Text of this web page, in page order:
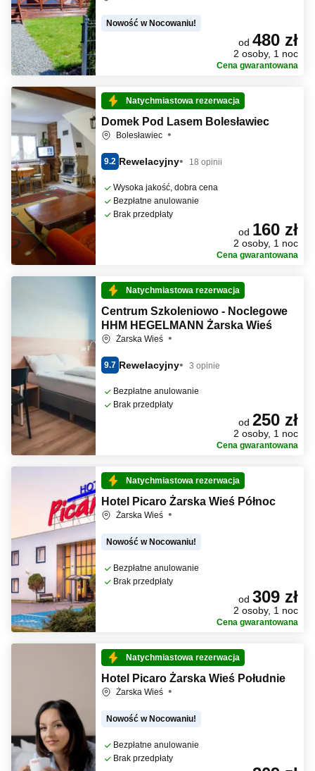
Nowość w Nocowaniu!
od 480 zł
2 osoby, 1 noc
Cena gwarantowana
Natychmiastowa rezerwacja
Domek Pod Lasem Bolesławiec
Bolesławiec
9.2 Rewelacyjny 18 opinii
Wysoka jakość, dobra cena
Bezpłatne anulowanie
Brak przedpłaty
od 160 zł
2 osoby, 1 noc
Cena gwarantowana
Natychmiastowa rezerwacja
Centrum Szkoleniowo - Noclegowe
HHM HEGELMANN Żarska Wieś
Żarska Wieś
9.7 Rewelacyjny 3 opinie
Bezpłatne anulowanie
Brak przedpłaty
od 250 zł
2 osoby, 1 noc
Cena gwarantowana
Natychmiastowa rezerwacja
Hotel Picaro Żarska Wieś Północ
Żarska Wieś
Nowość w Nocowaniu!
Bezpłatne anulowanie
Brak przedpłaty
od 309 zł
2 osoby, 1 noc
Cena gwarantowana
Natychmiastowa rezerwacja
Hotel Picaro Żarska Wieś Południe
Żarska Wieś
Nowość w Nocowaniu!
Bezpłatne anulowanie
Brak przedpłaty